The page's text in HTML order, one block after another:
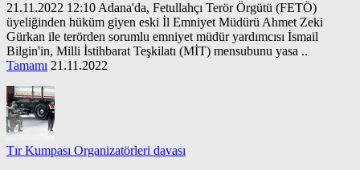
21.11.2022 12:10 Adana'da, Fetullahçı Terör Örgütü (FETÖ)
üyeliğinden hüküm giyen eski İl Emniyet Müdürü Ahmet Zeki
Gürkan ile terörden sorumlu emniyet müdür yardımcısı İsmail
Bilgin'in, Milli İstihbarat Teşkilatı (MİT) mensubunu yasa ..
Tamamı 21.11.2022
Tır Kumpası Organizatörleri davası